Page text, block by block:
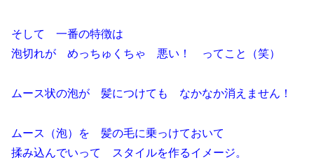
そして 一番の特徴は
泡切れが めっちゅくちゃ 悪い！ ってこと（笑）
ムース状の泡が 髪につけても なかなか消えません！
ムース（泡）を 髪の毛に乗っけておいて
揉み込んでいって スタイルを作るイメージ。